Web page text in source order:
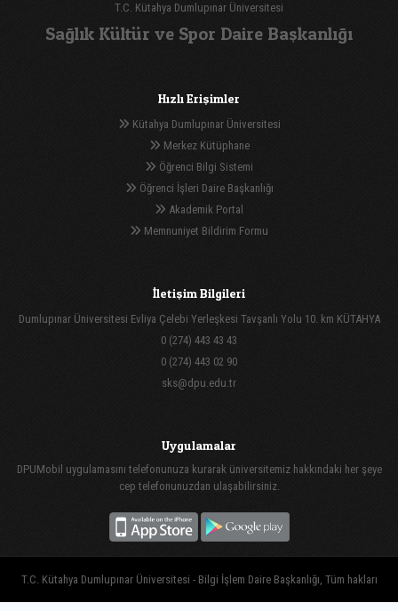
T.C. Kütahya Dumlupınar Üniversitesi
Sağlık Kültür ve Spor Daire Başkanlığı
Hızlı Erişimler
Kütahya Dumlupınar Üniversitesi
Merkez Kütüphane
Öğrenci Bilgi Sistemi
Öğrenci İşleri Daire Başkanlığı
Akademik Portal
Memnuniyet Bildirim Formu
İletişim Bilgileri
Dumlupınar Üniversitesi Evliya Çelebi Yerleşkesi Tavşanlı Yolu 10. km KÜTAHYA
0 (274) 443 43 43
0 (274) 443 02 90
sks@dpu.edu.tr
Uygulamalar
DPUMobil uygulamasını telefonunuza kurarak üniversitemiz hakkındaki her şeye
cep telefonunuzdan ulaşabilirsiniz.
T.C. Kütahya Dumlupınar Üniversitesi - Bilgi İşlem Daire Başkanlığı, Tüm hakları